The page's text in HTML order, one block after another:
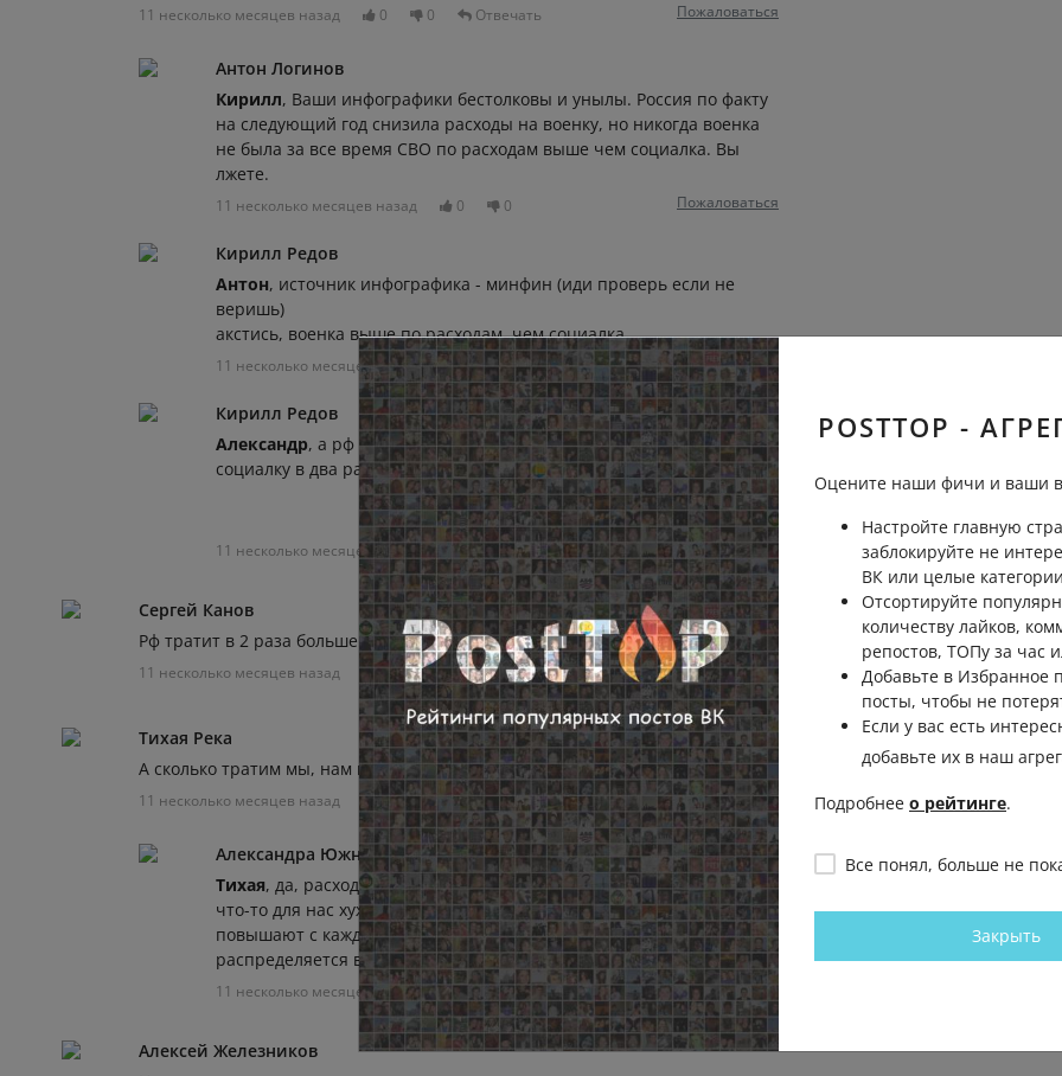
11 несколько месяцев назад 0 0 Отвечать Пожаловаться
Антон Логинов
Кирилл, Ваши инфографики бестолковы и унылы. Россия по факту
на следующий год снизила расходы на военку, но никогда военка
не была за все время СВО по расходам выше чем социалка. Вы
лжете.
11 несколько месяцев назад 0 0 Пожаловаться
Кирилл Редов
Антон, источник инфографика - минфин (иди проверь если не
веришь)
акстись, военка выше по расходам, чем социалка
11 несколько месяцев назад 0 0 Пожаловаться
Кирилл Редов
Александр, а рф начала тратить почти 14 трлн на армию (а на
социалку в два раза меньше) - видны приоритеты путина
11 несколько месяцев назад 0 0 Пожаловаться
Сергей Канов
Рф тратит в 2 раза больше - более 300 млн $ в ДЕНЬ...
11 несколько месяцев назад 0 0 Отвечать Пожаловаться
Тихая Река
А сколько тратим мы, нам не расскажут никогда
11 несколько месяцев назад 0 0 Отвечать Пожаловаться
Александра Южная
Тихая, да, расходы есть этого нельзя отрицать, только вот при этом
что-то для нас хуже стало ? нет . Потому что те же пенсии , те же ЗП
повышают с каждым годом, а значит бюджет нашей страны
распределяется верно .
11 несколько месяцев назад 0 0 Пожаловаться
Алексей Железников
POSTTOP -
Оцените наши фичи и ваши
Настройте главную
заблокируйте не
ВК или целые
Отсортируйте
количеству лайков,
репостов, ТОПу за час
Добавьте в Избранное
посты, чтобы не
Если у вас есть
добавьте их в наш
Подробнее о рейтинге.
Все понял, больше не
Закрыть